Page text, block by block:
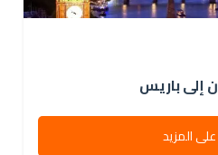
إلى باريس
المزيد